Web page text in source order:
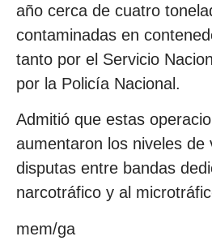
año cerca de cuatro
contaminadas en
tanto por el Servicio
por la Policía Nacional.
Admitió que estas
aumentaron los niveles de
disputas entre bandas
narcotráfico y al
mem/ga